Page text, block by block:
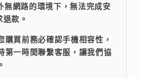
無網路的環境下，無法完成安
款。
購買前務必確認手機相容性，
第一時間聯繫客服，讓我們協